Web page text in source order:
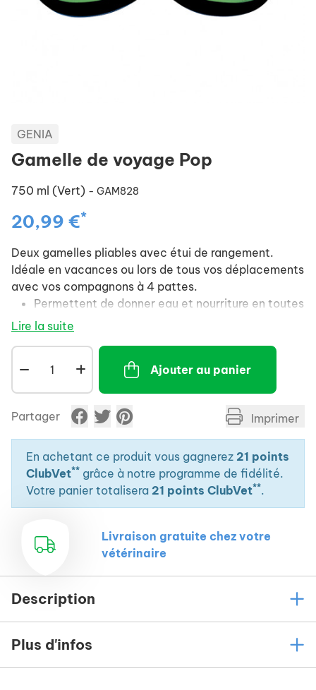
GENIA
Gamelle de voyage Pop
750 ml (Vert) - GAM828
20,99 €*
Deux gamelles pliables avec étui de rangement.
Idéale en vacances ou lors de tous vos déplacements
avec vos compagnons à 4 pattes.
Permettent de donner eau et nourriture en toutes
circonstances.
Gain de place, peuvent se ranger facilement
dans une voiture, une valise ou un sac à dos.
Matière en silicone et antidérapante.
Lire la suite
Ajouter au panier
Partager Imprimer
En achetant ce produit vous gagnerez 21 points
ClubVet** grâce à notre programme de fidélité.
Votre panier totalisera 21 points ClubVet**.
Livraison gratuite chez votre
vétérinaire
Description
Plus d'infos